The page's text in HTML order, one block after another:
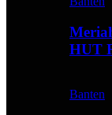
HUT
Banten